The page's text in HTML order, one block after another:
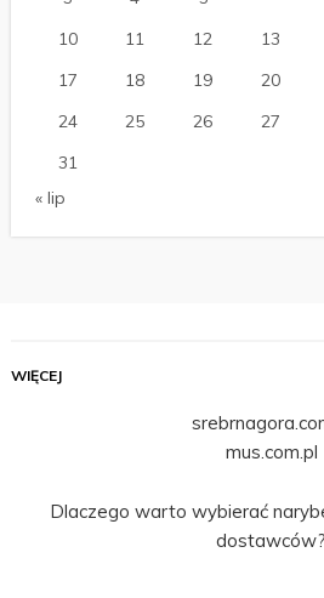
10
11 12 13
17
18 19 20
24
25 26 27
31
« lip
WIĘCEJ
mus.com.pl
Dlaczego warto wybierać
dostawców?